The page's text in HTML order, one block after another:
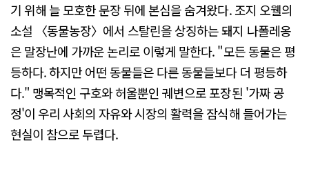
기 위해 늘 모호한 문장 뒤에 본심을 숨겨왔다. 조지 오웰의
소설 〈동물농장〉에서 스탈린을 상징하는 돼지 나폴레옹
은 말장난에 가까운 논리로 이렇게 말한다. "모든 동물은 평
등하다. 하지만 어떤 동물들은 다른 동물들보다 더 평등하
다." 맹목적인 구호와 허울뿐인 궤변으로 포장된 '가짜 공
정'이 우리 사회의 자유와 시장의 활력을 잠식해 들어가는
현실이 참으로 두렵다.